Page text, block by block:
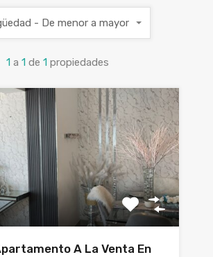
1 a 1 de 1 propiedades
- De menor a mayor
A La Venta En